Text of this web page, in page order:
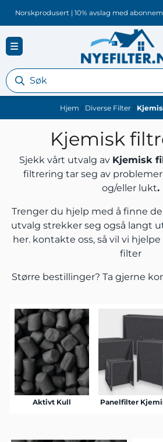
Hopp til innhold
Norskprodusert | 10% avslag med
Hjem / Diverse Filter /
Kjemisk
Sjekk vårt utvalg av Kjemisk
filtrering tar seg av
og/eller lukt.
Trenger du hjelp med å finne
utvalg strekker seg også langt
her. kontakte oss, så vil vi
filter
Større bestillinger? Ta gjerne
Aktivt Kull Panelfilter